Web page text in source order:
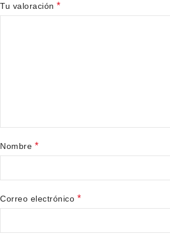
Tu valoración *
Nombre *
Correo electrónico *